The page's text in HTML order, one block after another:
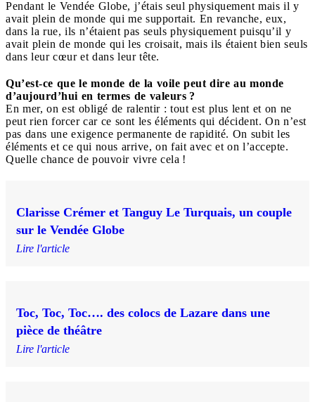
Pendant le Vendée Globe, j’étais seul physiquement mais il y
avait plein de monde qui me supportait. En revanche, eux,
dans la rue, ils n’étaient pas seuls physiquement puisqu’il y
avait plein de monde qui les croisait, mais ils étaient bien seuls
dans leur cœur et dans leur tête.
Qu’est-ce que le monde de la voile peut dire au monde
d’aujourd’hui en termes de valeurs ?
En mer, on est obligé de ralentir : tout est plus lent et on ne
peut rien forcer car ce sont les éléments qui décident. On n’est
pas dans une exigence permanente de rapidité. On subit les
éléments et ce qui nous arrive, on fait avec et on l’accepte.
Quelle chance de pouvoir vivre cela !
Clarisse Crémer et Tanguy Le Turquais, un couple
sur le Vendée Globe
Lire l'article
Toc, Toc, Toc…. des colocs de Lazare dans une
pièce de théâtre
Lire l'article